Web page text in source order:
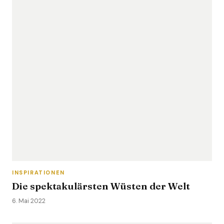
INSPIRATIONEN
Die spektakulärsten Wüsten der Welt
6. Mai 2022